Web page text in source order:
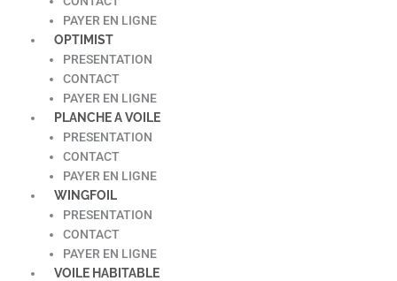
PAYER EN LIGNE
OPTIMIST
PRESENTATION
CONTACT
PAYER EN LIGNE
PLANCHE A VOILE
PRESENTATION
CONTACT
PAYER EN LIGNE
WINGFOIL
PRESENTATION
CONTACT
PAYER EN LIGNE
VOILE HABITABLE